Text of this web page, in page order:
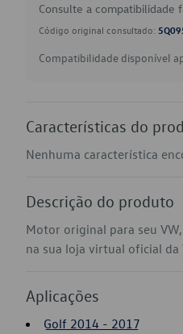
Consulte a compatibilidade
Código original consultado:
Compatibilidade disponível
Características do
Nenhuma característica
Descrição do produto
Motor original para seu
na sua loja virtual oficial da
Aplicações
Golf 2014 - 2017